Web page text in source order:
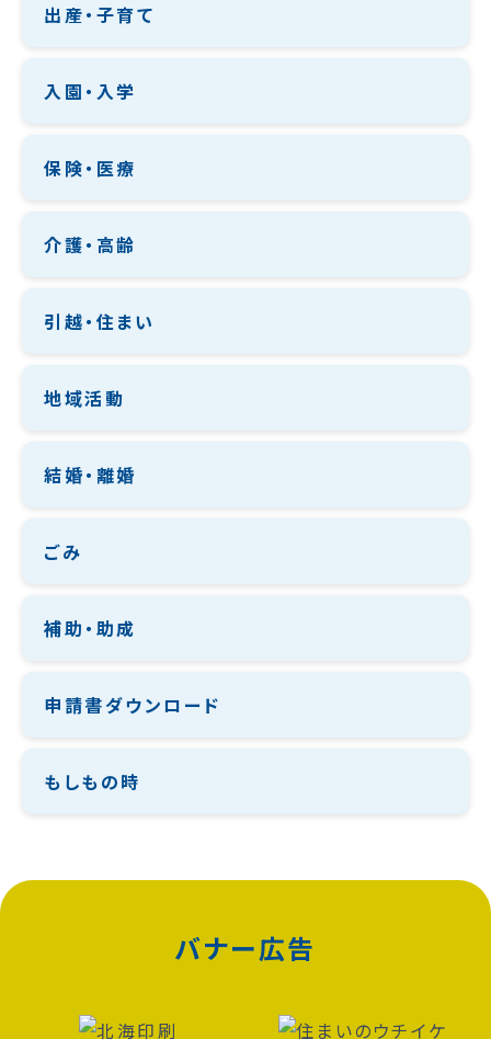
出産・子育て
入園・入学
保険・医療
介護・高齢
引越・住まい
地域活動
結婚・離婚
ごみ
補助・助成
申請書ダウンロード
もしもの時
バナー広告